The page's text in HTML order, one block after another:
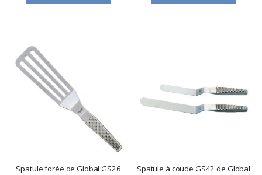
Spatule forée de Global GS26 Spatule à coude GS42 de Global